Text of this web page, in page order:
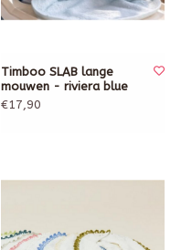
Timboo SLAB lange
mouwen - riviera blue
€17,90